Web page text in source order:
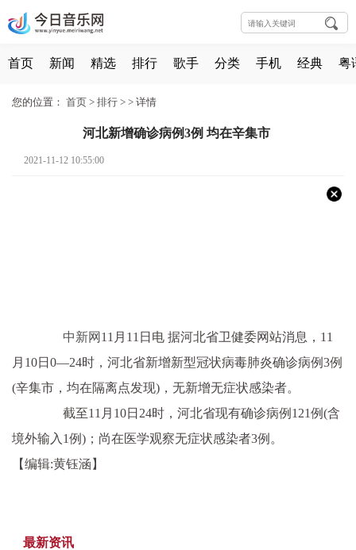
首页 新闻 精选 排行 歌手 分类 手机 经典 粤
您的位置： 首页 > 排行 > > 详情
河北新增确诊病例3例 均在辛集市
2021-11-12 10:55:00
中新网 11月11日电 据河北省卫健委网站消息，11
月10日0—24时，河北省新增新型冠状病毒肺炎确诊病例3例
(辛集市，均在隔离点发现)，无新增无症状感染者。
截至11月10日24时，河北省现有确诊病例121例(含
境外输入1例)；尚在医学观察无症状感染者3例。
【编辑:黄钰涵】
最新资讯